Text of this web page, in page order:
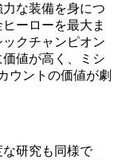
な装備を身につ
ーローを最大ま
クチャンピオン
値が高く、ミシ
ウントの価値が劇
研究も同様で